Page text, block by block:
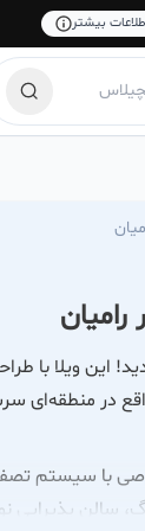
بیشتر
ویلا با
در منطقه‌ای
با سیستم
است. این ویلا ۳ اتاق